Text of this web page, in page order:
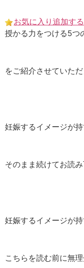
content
お気に入り追加する
授かる力をつける5つ
をご紹介させていただ
妊娠するイメージが
そのまま続けてお読み
妊娠するイメージが
こちらを読む前に無